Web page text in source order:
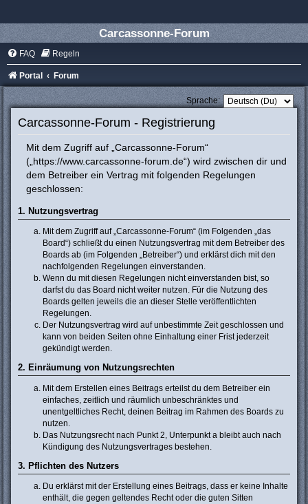
Carcassonne-Forum
FAQ Regeln
Portal Forum
Sprache:
Carcassonne-Forum - Registrierung
Mit dem Zugriff auf „Carcassonne-Forum“
(„https://www.carcassonne-forum.de“) wird zwischen dir und
dem Betreiber ein Vertrag mit folgenden Regelungen
geschlossen:
1. Nutzungsvertrag
Mit dem Zugriff auf „Carcassonne-Forum“ (im Folgenden „das
Board“) schließt du einen Nutzungsvertrag mit dem Betreiber des
Boards ab (im Folgenden „Betreiber“) und erklärst dich mit den
nachfolgenden Regelungen einverstanden.
Wenn du mit diesen Regelungen nicht einverstanden bist, so
darfst du das Board nicht weiter nutzen. Für die Nutzung des
Boards gelten jeweils die an dieser Stelle veröffentlichten
Regelungen.
Der Nutzungsvertrag wird auf unbestimmte Zeit geschlossen und
kann von beiden Seiten ohne Einhaltung einer Frist jederzeit
gekündigt werden.
2. Einräumung von Nutzungsrechten
Mit dem Erstellen eines Beitrags erteilst du dem Betreiber ein
einfaches, zeitlich und räumlich unbeschränktes und
unentgeltliches Recht, deinen Beitrag im Rahmen des Boards zu
nutzen.
Das Nutzungsrecht nach Punkt 2, Unterpunkt a bleibt auch nach
Kündigung des Nutzungsvertrages bestehen.
3. Pflichten des Nutzers
Du erklärst mit der Erstellung eines Beitrags, dass er keine Inhalte
enthält, die gegen geltendes Recht oder die guten Sitten